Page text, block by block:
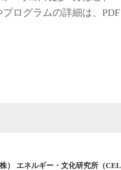
ログラムの詳細は、
） エネルギー・文化研究所（